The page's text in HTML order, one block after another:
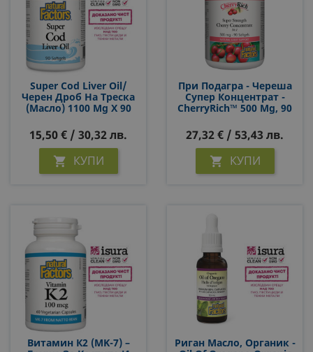
Super Cod Liver Oil/
Черен Дроб На Треска
(масло) 1100 Mg Х 90
15,50 € / 30,32 лв.
 КУПИ
При Подагра - Череша
Супер Концентрат -
CherryRich™ 500 Mg, 90
27,32 € / 53,43 лв.
 КУПИ
Витамин К2 (MK-7) –
Риган Масло, Органик -